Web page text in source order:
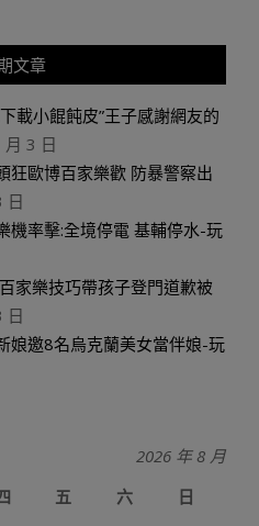
文章
載小餛飩皮”王子感謝網友的
3 日
狂歐博百家樂歡 防暴警察出
日
機率擊:全境停電 基輔停水-玩
家樂技巧帶孩子登門道歉被
日
娘邀8名烏克蘭美女當伴娘-玩
2026 年 8 月
五 六
日